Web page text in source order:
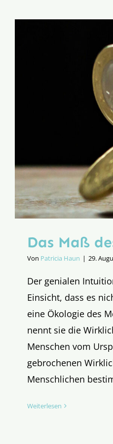
Das Maß
Von Patricia Haun | 29.
Der genialen
Einsicht, dass es
eine Ökologie des
nennt sie die
Menschen vom
gebrochenen
Menschlichen
Weiterlesen